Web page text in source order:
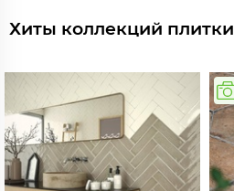
Хиты коллекций плитки